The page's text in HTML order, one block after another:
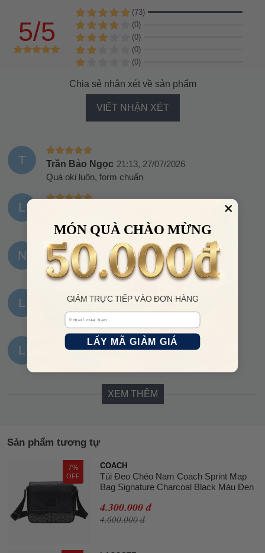
5/5
(73)
(0)
(0)
(0)
(0)
Chia sẻ nhận xét về sản phẩm
VIẾT NHẬN XÉT
T Trần Bảo Ngọc 21:13, 27/07/2026
Quá oki luôn, form chuẩn
L
Xịn xò ạ
N Nguyễn Văn Đức
18:52, 17/07/2026
Hơn cả tuyệt vời, sản phẩm ok.
L
5sao cho shop
L
XEM THÊM
Sản phẩm tương tự
7%
OFF
COACH
Túi Đeo Chéo Nam Coach Sprint Map
Bag Signature Charcoal Black Màu Đen
4.300.000 đ
4.600.000 đ
MÓN QUÀ CHÀO MỪNG
GIẢM TRỰC TIẾP VÀO ĐƠN HÀNG
Email
LẤY MÃ GIẢM GIÁ